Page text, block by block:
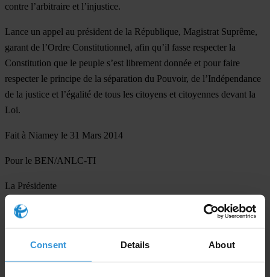
Consent Details About
contre l’arbitraire et l’injustice.
Lance un appel au président de la République, Magistrat Suprême,
garant de l’Ordre Constitutionnel, afin qu’il fasse respecter la
Constitution que le peuple s’est librement donnée et pour faire
respecter le principe de la séparation du Pouvoir, de l’Indépendance
de la justice et l’égalité de tous les citoyens et citoyennes devant la
Loi.
Fait à Niamey le 31 Mars 2014
Pour le BEN/ANLC-TI
La Présidente
Mme BAGNAN Aïssata FALL